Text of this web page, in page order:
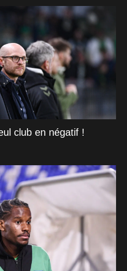
club en négatif !